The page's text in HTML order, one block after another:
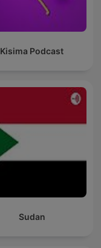
Kisima Podcast
Sudan